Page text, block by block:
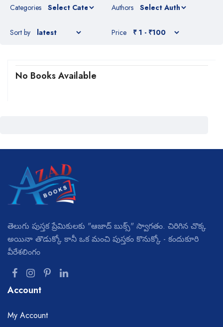
Categories Authors
Sort by Price
No Books Available
తెలుగు పుస్తక ప్రేమికులకు "ఆజాద్ బుక్స్" స్వాగతం. చిరిగిన చొక్క
అయినా తొడుక్కో కానీ ఒక మంచి పుస్తకం కొనుక్కో - కందుకూరి
వీరేశలింగం
Account
My Account